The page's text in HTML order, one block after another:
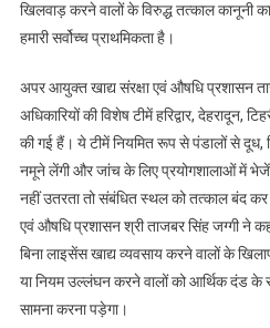
खिलवाड़ करने वालों के विरुद्ध तत्काल कानूनी
हमारी सर्वोच्च प्राथमिकता है।
अपर आयुक्त खाद्य संरक्षा एवं औषधि प्रशासन
अधिकारियों की विशेष टीमें हरिद्वार, देहरादून,
की गई हैं। ये टीमें नियमित रूप से पंडालों से दूध,
नमूने लेंगी और जांच के लिए प्रयोगशालाओं में
नहीं उतरता तो संबंधित स्थल को तत्काल बंद कर
एवं औषधि प्रशासन श्री ताजबर सिंह जग्गी ने
बिना लाइसेंस खाद्य व्यवसाय करने वालों के
या नियम उल्लंघन करने वालों को आर्थिक दंड के
सामना करना पड़ेगा।